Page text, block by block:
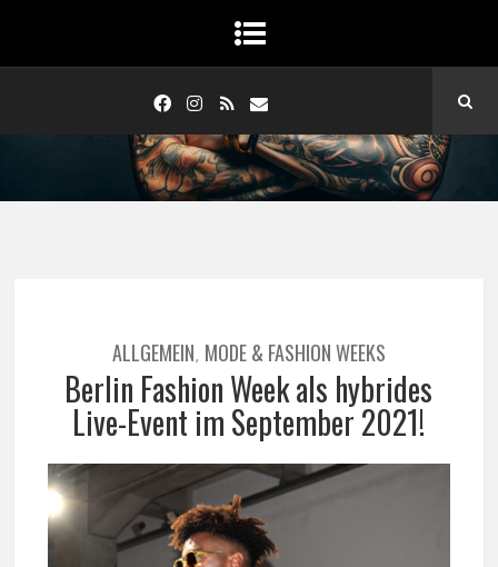
ALLGEMEIN, MODE & FASHION WEEKS
Berlin Fashion Week als hybrides
Live-Event im September 2021!